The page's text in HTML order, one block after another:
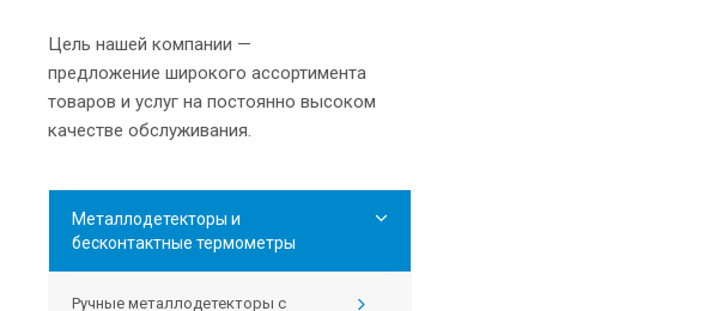
Цель нашей компании —
предложение широкого ассортимента
товаров и услуг на постоянно высоком
качестве обслуживания.
Металлодетекторы и
бесконтактные термометры
Ручные металлодетекторы с